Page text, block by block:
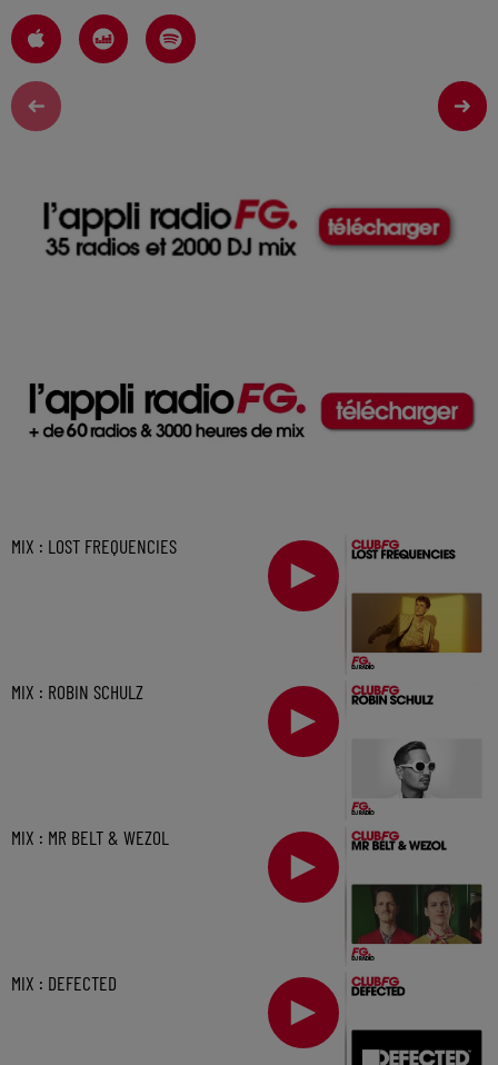
MIX : LOST FREQUENCIES
MIX : ROBIN SCHULZ
MIX : MR BELT & WEZOL
MIX : DEFECTED